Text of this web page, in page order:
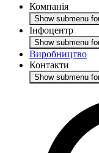
Компанія
Show submenu
Інфоцентр
Show submenu
Виробництво
Контакти
Show submenu